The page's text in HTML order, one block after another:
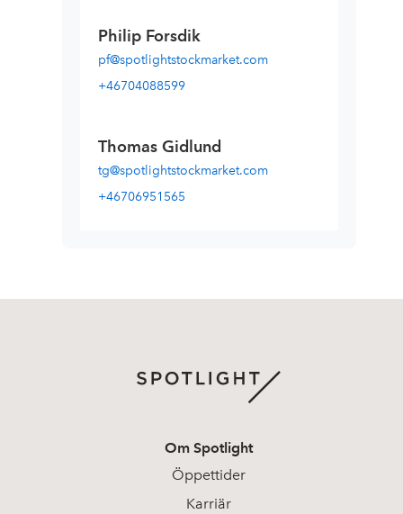
Philip Forsdik
pf@spotlightstockmarket.com
+46704088599
Thomas Gidlund
tg@spotlightstockmarket.com
+46706951565
Om Spotlight
Öppettider
Karriär